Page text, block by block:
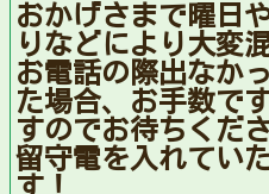
おかげさまで曜日
りなどにより大変
お電話の際出なか
た場合、お手数で
すのでお待ちくだ
留守電を入れてい
す！